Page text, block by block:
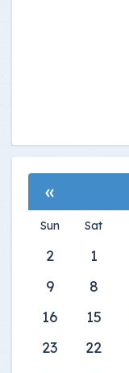
»
Sat
Sun
1
2
8
9
15
16
22
23